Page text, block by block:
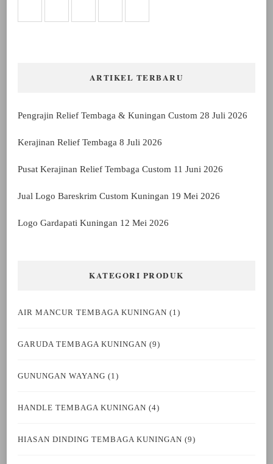
ARTIKEL TERBARU
Pengrajin Relief Tembaga & Kuningan Custom 28 Juli 2026
Kerajinan Relief Tembaga 8 Juli 2026
Pusat Kerajinan Relief Tembaga Custom 11 Juni 2026
Jual Logo Bareskrim Custom Kuningan 19 Mei 2026
Logo Gardapati Kuningan 12 Mei 2026
KATEGORI PRODUK
AIR MANCUR TEMBAGA KUNINGAN (1)
GARUDA TEMBAGA KUNINGAN (9)
GUNUNGAN WAYANG (1)
HANDLE TEMBAGA KUNINGAN (4)
HIASAN DINDING TEMBAGA KUNINGAN (9)